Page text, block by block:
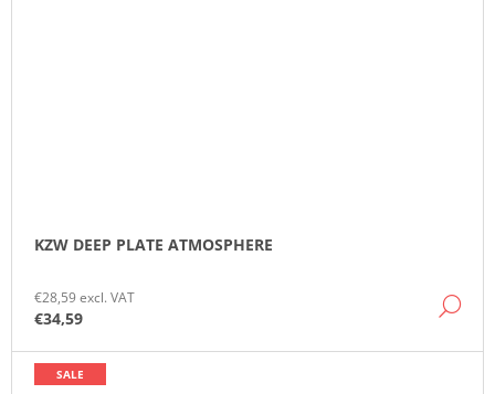
KZW DEEP PLATE ATMOSPHERE
€28,59 excl. VAT
€34,59
SALE